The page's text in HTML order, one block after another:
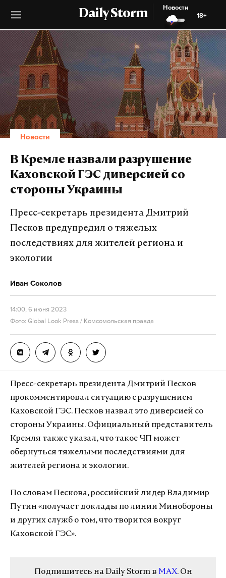
Daily Storm
Новости
18+
Новости
В Кремле назвали разрушение
Каховской ГЭС диверсией со
стороны Украины
Пресс-секретарь президента Дмитрий
Песков предупредил о тяжелых
последствиях для жителей региона и
экологии
Иван Соколов
14:00, 6 июня 2023
Фото: Global Look Press / Комсомольская правда
Пресс-секретарь президента Дмитрий Песков
прокомментировал ситуацию с разрушением
Каховской ГЭС. Песков назвал это диверсией со
стороны Украины. Официальный представитель
Кремля также указал, что такое ЧП может
обернуться тяжелыми последствиями для
жителей региона и экологии.
По словам Пескова, российский лидер Владимир
Путин «получает доклады по линии Минобороны
и других служб о том, что творится вокруг
Каховской ГЭС».
Подпишитесь на Daily Storm в MAX. Он